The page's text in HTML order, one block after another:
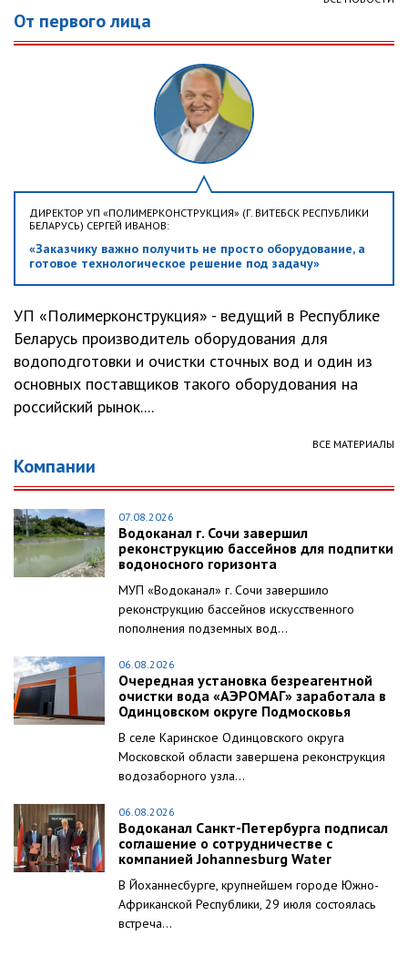
От первого лица
ДИРЕКТОР УП «ПОЛИМЕРКОНСТРУКЦИЯ» (Г. ВИТЕБСК РЕСПУБЛИКИ
БЕЛАРУСЬ) СЕРГЕЙ ИВАНОВ:
«Заказчику важно получить не просто оборудование, а
готовое технологическое решение под задачу»
УП «Полимерконструкция» - ведущий в Республике
Беларусь производитель оборудования для
водоподготовки и очистки сточных вод и один из
основных поставщиков такого оборудования на
российский рынок....
ВСЕ МАТЕРИАЛЫ
Компании
07.08.2026
Водоканал г. Сочи завершил
реконструкцию бассейнов для подпитки
водоносного горизонта
МУП «Водоканал» г. Сочи завершило
реконструкцию бассейнов искусственного
пополнения подземных вод...
06.08.2026
Очередная установка безреагентной
очистки вода «АЭРОМАГ» заработала в
Одинцовском округе Подмосковья
В селе Каринское Одинцовского округа
Московской области завершена реконструкция
водозаборного узла...
06.08.2026
Водоканал Санкт-Петербурга подписал
соглашение о сотрудничестве с
компанией Johannesburg Water
В Йоханнесбурге, крупнейшем городе Южно-
Африканской Республики, 29 июля состоялась
встреча...